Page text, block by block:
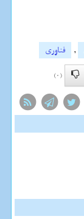
,
فناوری
(0)